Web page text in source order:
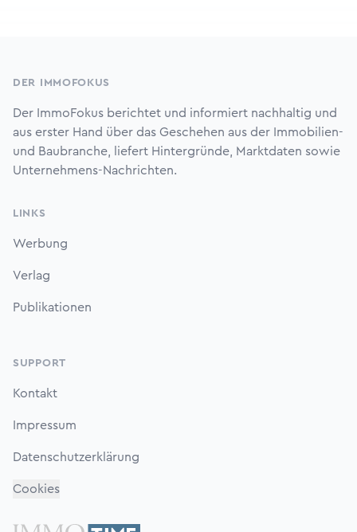
DER IMMOFOKUS
Der ImmoFokus berichtet und informiert nachhaltig und
aus erster Hand über das Geschehen aus der Immobilien-
und Baubranche, liefert Hintergründe, Marktdaten sowie
Unternehmens-Nachrichten.
LINKS
Werbung
Verlag
Publikationen
SUPPORT
Kontakt
Impressum
Datenschutzerklärung
Cookies